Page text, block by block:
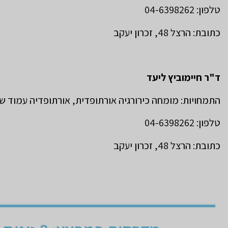
טלפון: 04-6398262
כתובת: הרצל 48, זכרון יעקב
ד"ר חיימוביץ ליעד
התמחויות: מומחה כירורגיה אורתופדית, אורתופדיה עמוד
טלפון: 04-6398262
כתובת: הרצל 48, זכרון יעקב